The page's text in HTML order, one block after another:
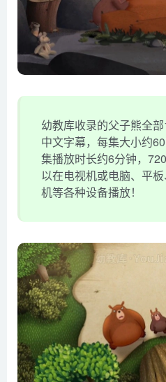
幼教库收录的父子熊全
中文字幕，每集大小约
集播放时长约6分钟，
以在电视机或电脑、平
机等各种设备播放！